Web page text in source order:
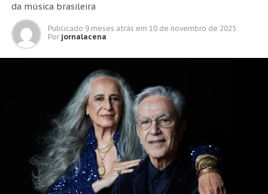
da música brasileira
Publicado 9 meses atrás em 10 de novembro de 2025
Por jornalacena